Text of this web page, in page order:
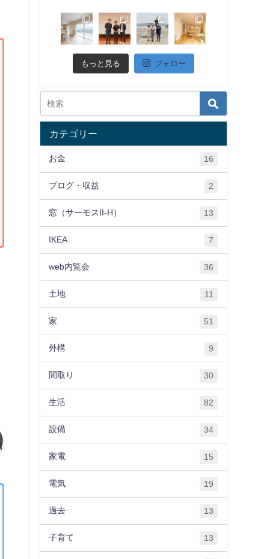
もっと見る フォロー
カテゴリー
お金 16
ブログ・収益 2
窓（サーモスII-H） 13
IKEA 7
web内覧会 36
土地 11
家 51
外構 9
間取り 30
生活 82
設備 34
家電 15
電気 19
過去 13
子育て 13